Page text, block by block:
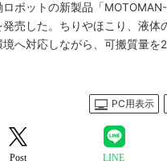
ボットの新製品「
発売した。ちりやほこり、液体
へ対応しながら、可搬質量を
PC用表示
Post LINE